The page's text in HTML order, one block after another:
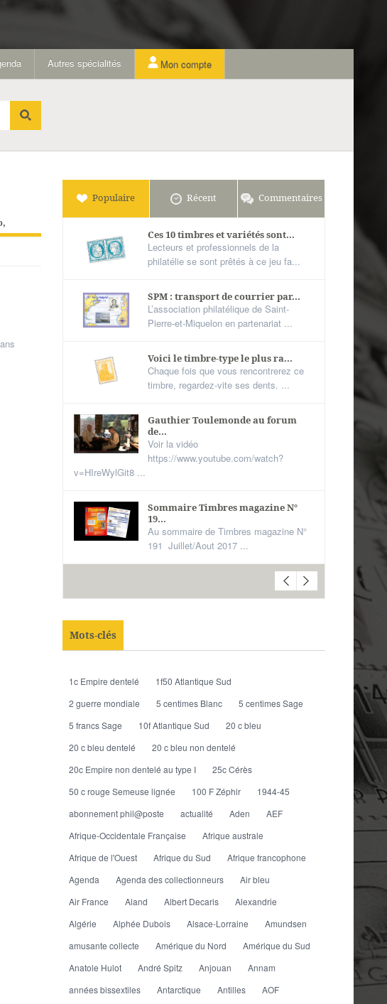
Autres spécialités Mon compte
Populaire Récent Commentaires
Ces 10 timbres et variétés sont...
Lecteurs et professionnels de la
philatélie se sont prêtés à ce jeu fa...
SPM : transport de courrier par...
L’association philatélique de Saint-
Pierre-et-Miquelon en partenariat ...
Voici le timbre-type le plus ra...
Chaque fois que vous rencontrerez ce
timbre, regardez-vite ses dents. ...
Gauthier Toulemonde au forum
de...
Voir la vidéo
https://www.youtube.com/watch?
v=HIreWylGit8 ...
Sommaire Timbres magazine N°
19...
Au sommaire de Timbres magazine N°
191 Juillet/Aout 2017 ...
Mots-clés
1c Empire dentelé
1f50 Atlantique Sud
2 guerre mondiale
5 centimes Blanc
5 centimes Sage
5 francs Sage
10f Atlantique Sud
20 c bleu
20 c bleu dentelé
20 c bleu non dentelé
20c Empire non dentelé au type I
25c Cérès
50 c rouge Semeuse lignée
100 F Zéphir
1944-45
abonnement phil@poste
actualité Aden
AEF
Afrique-Occidentale Française
Afrique australe
Afrique de l'Ouest
Afrique du Sud
Afrique francophone
Agenda
Agenda des collectionneurs
Air bleu
Air France
Aland Albert Decaris
Alexandrie
Algérie
Alphée Dubois Alsace-Lorraine
Amundsen
amusante collecte
Amérique du Nord
Amérique du Sud
Anatole Hulot
André Spitz Anjouan
Annam
années bissextiles
Antarctique Antilles
AOF